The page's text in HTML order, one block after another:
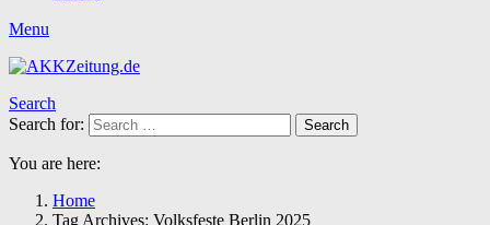
Menu
Search
Search for:
Search
You are here:
Home
Tag Archives: Volksfeste Berlin 2025